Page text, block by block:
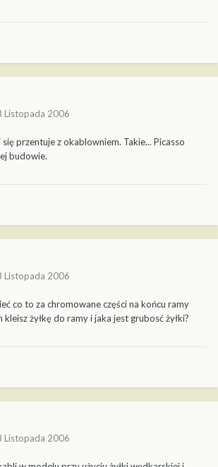
Listopada 2006
przentuje z okablowniem. Takie... Picasso
budowie.
Listopada 2006
co to za chromowane części na końcu ramy
kleisz żyłkę do ramy i jaka jest grubosć żyłki?
Listopada 2006